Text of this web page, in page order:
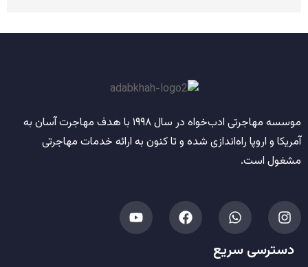
موسسه مهاجرتی ادب‌خواه در سال
با هدف مهاجرت آسان به
آمریکا و اروپا راه‌اندازی شده و تا کنون به ارائه خدمات مهاجرتی
مشغول است.
دسترسی سریع